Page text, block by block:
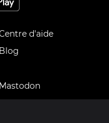
d'aide
Blog
Mastodon